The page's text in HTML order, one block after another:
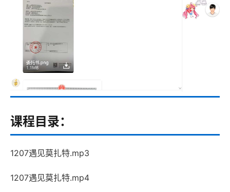
课程目录：
1207遇见莫扎特.mp3
1207遇见莫扎特.mp4